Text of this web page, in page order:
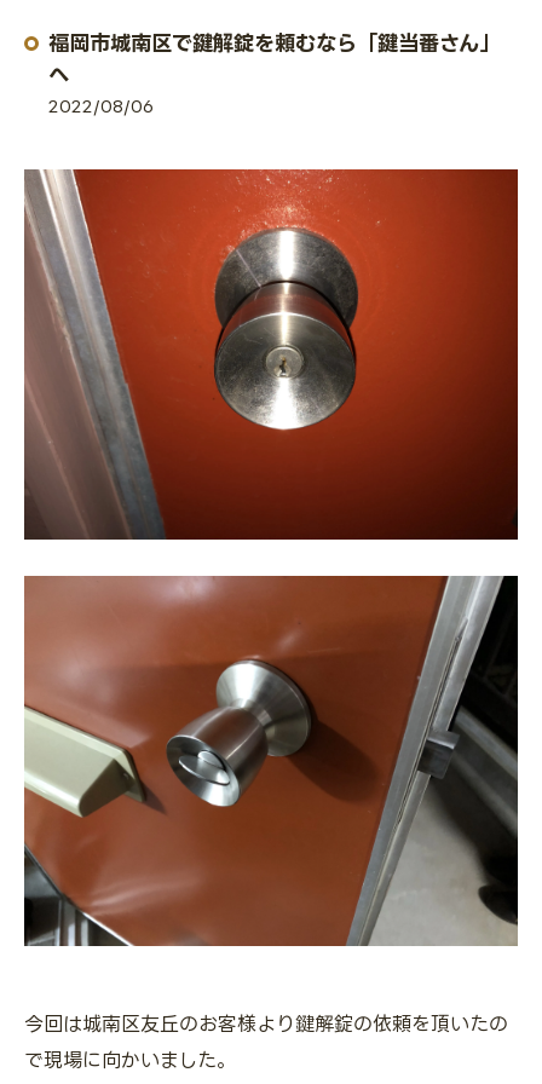
福岡市城南区で鍵解錠を頼むなら「鍵当番さん」
へ
2022/08/06
今回は城南区友丘のお客様より鍵解錠の依頼を頂いたの
で現場に向かいました。